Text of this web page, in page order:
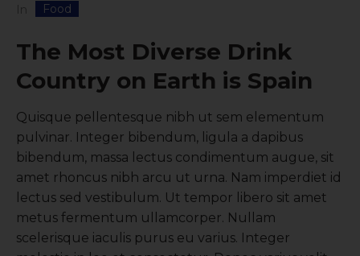
In Food
The Most Diverse Drink
Country on Earth is Spain
Quisque pellentesque nibh ut sem elementum
pulvinar. Integer bibendum, ligula a dapibus
bibendum, massa lectus condimentum augue, sit
amet rhoncus nibh arcu ut urna. Nam imperdiet id
lectus sed vestibulum. Ut tempor libero sit amet
metus fermentum ullamcorper. Nullam
scelerisque iaculis purus eu varius. Integer